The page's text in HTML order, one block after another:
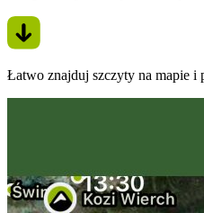
Łatwo znajduj szczyty na mapie i